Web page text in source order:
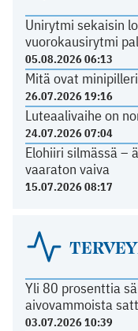
Unirytmi sekaisin
vuorokausirytmi
05.08.2026 06:13
Mitä ovat
26.07.2026 19:16
Luteaalivaihe on
24.07.2026 07:04
Elohiiri silmässä –
vaaraton vaiva
15.07.2026 08:17
Yli 80 prosenttia
aivovammoista
03.07.2026 10:39